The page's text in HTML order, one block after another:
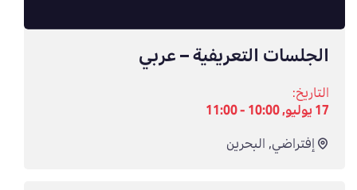
الجلسات التعريفية – عربي
التاريخ:
17 يوليو, 10:00 - 11:00
إفتراضي,البحرين